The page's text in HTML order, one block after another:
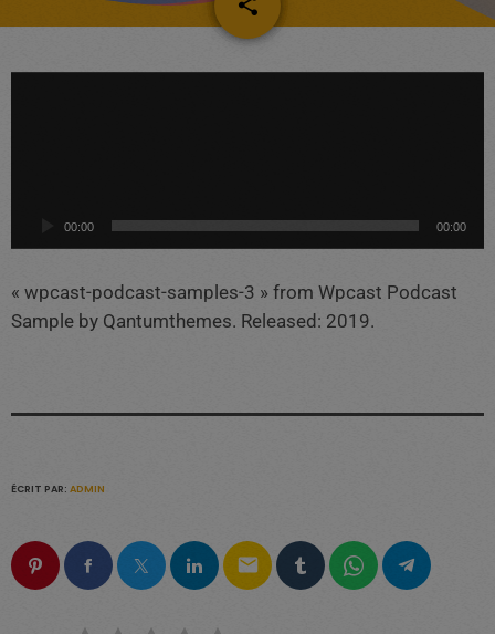
a
u
00:00 00:00
« wpcast-podcast-samples-3 » from Wpcast Podcast
Sample by Qantumthemes. Released: 2019.
ÉCRIT PAR: ADMIN
email